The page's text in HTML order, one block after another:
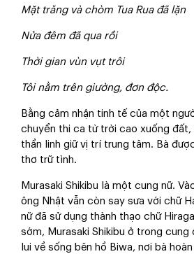
Mặt trăng và chòm Tua Rua đã lặn
Nửa đêm đã qua rồi
Thời gian vùn vụt trôi
Tôi nằm trên giường, đơn độc.
Bằng cảm nhận tinh tế của một
chuyển thi ca từ trời cao xuống đất,
thần linh giữ vị trí trung tâm. Bà
thơ trữ tình.
Murasaki Shikibu là một cung nữ.
ông Nhật vẫn còn say sưa với chữ
nữ đã sử dụng thành thạo chữ
sớm, Murasaki Shikibu ở trong cung
lui về sống bên hồ Biwa, nơi bà